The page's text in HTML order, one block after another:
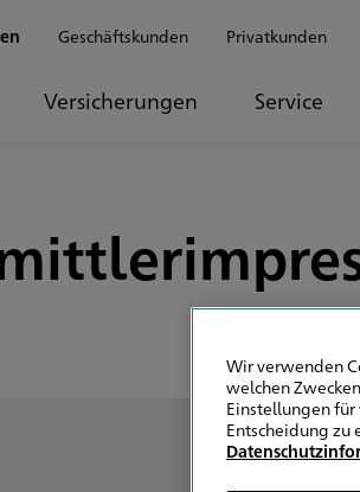
Geschäftskunden Privatkunden
Versicherungen Service
Wir verwenden
welchen
Einstellungen
Entscheidung zu